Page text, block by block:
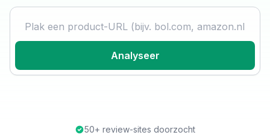
Analyseer
50+ review-sites doorzocht